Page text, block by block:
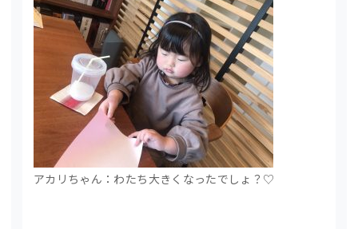
アカリちゃん：わたち大きくなったでしょ？♡